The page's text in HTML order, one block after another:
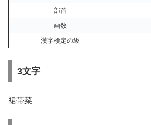
部首
画数
漢字検定の級
3文字
裙帯菜